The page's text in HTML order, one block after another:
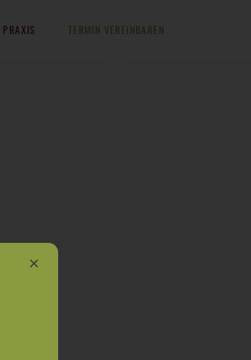
PRAXIS TERMIN VEREINBAREN